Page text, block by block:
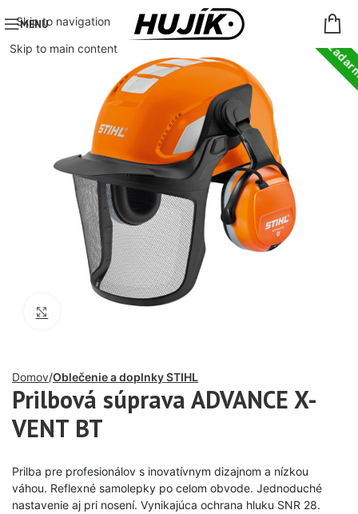
Skip to navigation
Skip to main content
MENU
Domov Oblečenie a doplnky STIHL
Prilbová súprava ADVANCE X-
VENT BT
Prilba pre profesionálov s inovatívnym dizajnom a nízkou
váhou. Reflexné samolepky po celom obvode. Jednoduché
nastavenie aj pri nosení. Vynikajúca ochrana hluku SNR 28.